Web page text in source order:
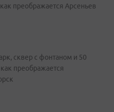
преображается Арсеньев
сквер с фонтаном и 50
преображается